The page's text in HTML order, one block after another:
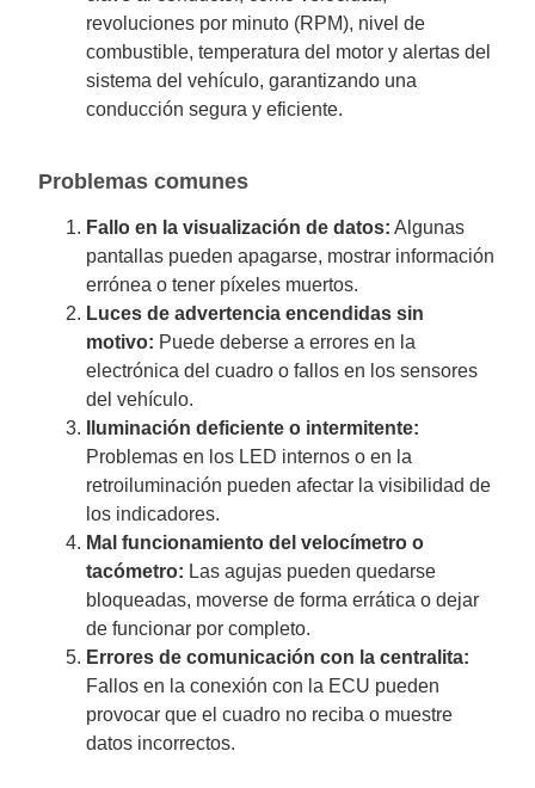
revoluciones por minuto (RPM), nivel de
combustible, temperatura del motor y alertas del
sistema del vehículo, garantizando una
conducción segura y eficiente.
Problemas comunes
Fallo en la visualización de datos: Algunas
pantallas pueden apagarse, mostrar información
errónea o tener píxeles muertos.
Luces de advertencia encendidas sin
motivo: Puede deberse a errores en la
electrónica del cuadro o fallos en los sensores
del vehículo.
Iluminación deficiente o intermitente:
Problemas en los LED internos o en la
retroiluminación pueden afectar la visibilidad de
los indicadores.
Mal funcionamiento del velocímetro o
tacómetro: Las agujas pueden quedarse
bloqueadas, moverse de forma errática o dejar
de funcionar por completo.
Errores de comunicación con la centralita:
Fallos en la conexión con la ECU pueden
provocar que el cuadro no reciba o muestre
datos incorrectos.